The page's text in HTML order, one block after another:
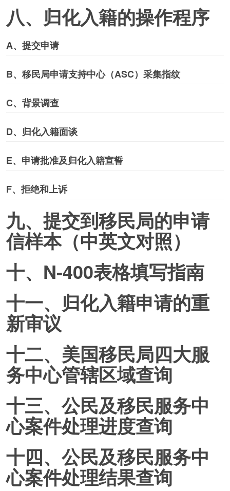
八、归化入籍的操作程序
A、提交申请
B、移民局申请支持中心（ASC）采集指纹
C、背景调查
D、归化入籍面谈
E、申请批准及归化入籍宣誓
F、拒绝和上诉
九、提交到移民局的申请
信样本（中英文对照）
十、N-400表格填写指南
十一、归化入籍申请的重
新审议
十二、美国移民局四大服
务中心管辖区域查询
十三、公民及移民服务中
心案件处理进度查询
十四、公民及移民服务中
心案件处理结果查询